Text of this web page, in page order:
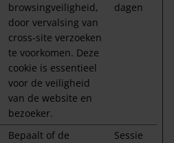
browsingveiligheid,
door vervalsing van
cross-site verzoeken
te voorkomen. Deze
cookie is essentieel
voor de veiligheid
van de website en
bezoeker.
dagen
Bepaalt of de
Sessie